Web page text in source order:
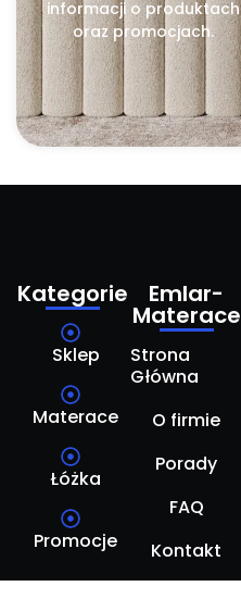
informacji o produktach
oraz promocjach.
Kategorie
Sklep
Materace
Łóżka
Promocje
Emlar-
Materace
Strona
Główna
O firmie
Porady
FAQ
Kontakt